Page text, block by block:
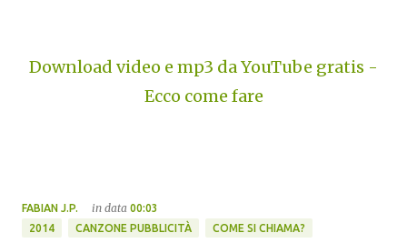
Download video e mp3 da YouTube gratis -
Ecco come fare
FABIAN J.P. in data 00:03
2014
CANZONE PUBBLICITÀ COME SI CHIAMA?